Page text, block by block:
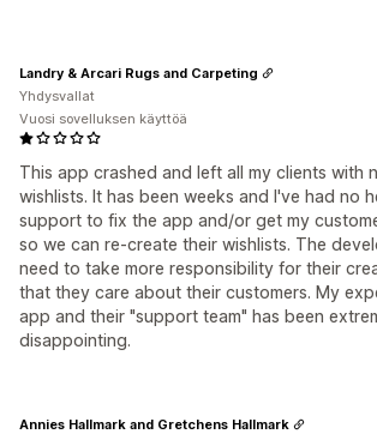
This app crashed and left all my clients with
wishlists. It has been weeks and I've had no
support to fix the app and/or get my
so we can re-create their wishlists. The
need to take more responsibility for their
that they care about their customers. My
app and their "support team" has been
disappointing.
Landry & Arcari Rugs and Carpeting
Yhdysvallat
Vuosi sovelluksen käyttöä
Annies Hallmark and Gretchens Hallmark